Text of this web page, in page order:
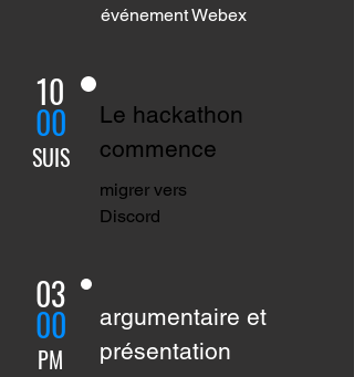
événement Webex
Le hackathon
commence
migrer vers
Discord
10
00
SUIS
03
00
PM
argumentaire et
présentation